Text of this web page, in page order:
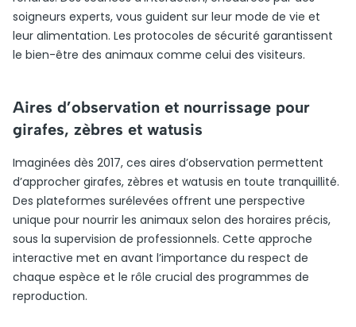
soigneurs experts, vous guident sur leur mode de vie et
leur alimentation. Les protocoles de sécurité garantissent
le bien-être des animaux comme celui des visiteurs.
Aires d’observation et nourrissage pour
girafes, zèbres et watusis
Imaginées dès 2017, ces aires d’observation permettent
d’approcher girafes, zèbres et watusis en toute tranquillité.
Des plateformes surélevées offrent une perspective
unique pour nourrir les animaux selon des horaires précis,
sous la supervision de professionnels. Cette approche
interactive met en avant l’importance du respect de
chaque espèce et le rôle crucial des programmes de
reproduction.